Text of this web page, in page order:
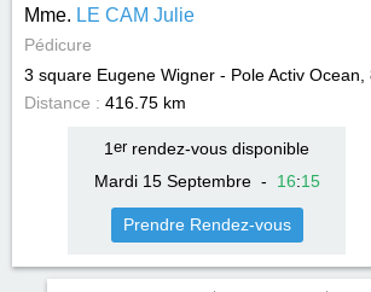
Mme. LE CAM Julie
Pédicure
3 square Eugene Wigner - Pole Activ Ocean,
Distance : 416.75 km
1 errendez-vous disponible
Mardi 15 Septembre- 16:15
Prendre Rendez-vous